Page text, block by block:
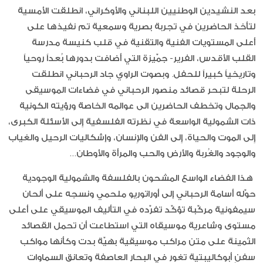
بعد النشيدين الوطنيين اللبناني والأوكراني، انطلقت الأمسية
لتأخذ الحاضرين في تجربة بصرية وسمعية تم نفيذها على
أعلى المستويات الفنية والتقنية في قلب كنيسة مدرسة
القلب الأقدس، الفرير- جمّيزة التي أضافت بدورها بُعداً روحياً
وتاريخياً كبيراً للحفل. وبصوت الراوي جاد الرحباني انطلقت
الرحلة لتبحر قصائد منصور الرحباني في فضاءات الموسيقى
والجمال وتخطف الحاضرين الى عوالمه الخاصة ورؤيته الكونية
ذات الشمولية الواسعة في نظرته الفلسفية إِلى الأَسئلة الكبرى،
إِلى الموت والحياة، إِلى الفن والإِنسان، وإشكاليات الرحيل والغياب
والوجود والغُربة والأرض والحب والمرأة والأوطان...
هذا الفضاء الواسع المشحون بالفلسفة والشمولية الوجودية
حوّله أسامة الرحباني إلى أوراتوريو ملحمي ونسجه على ألحان
سيمفونية مركّبة تؤكّد تفرّده في التأليف الموسيقي على أعلى
مستوى وشاعرية موسيقاه التي استطاعت أن تحمل القصائد
الثمينة على متن مراكب موسيقية بهيّة بدت وكأنها مواكب
سفنٍ أبوكاليبتية تغور في البحار العاصفة وتعانق السماوات